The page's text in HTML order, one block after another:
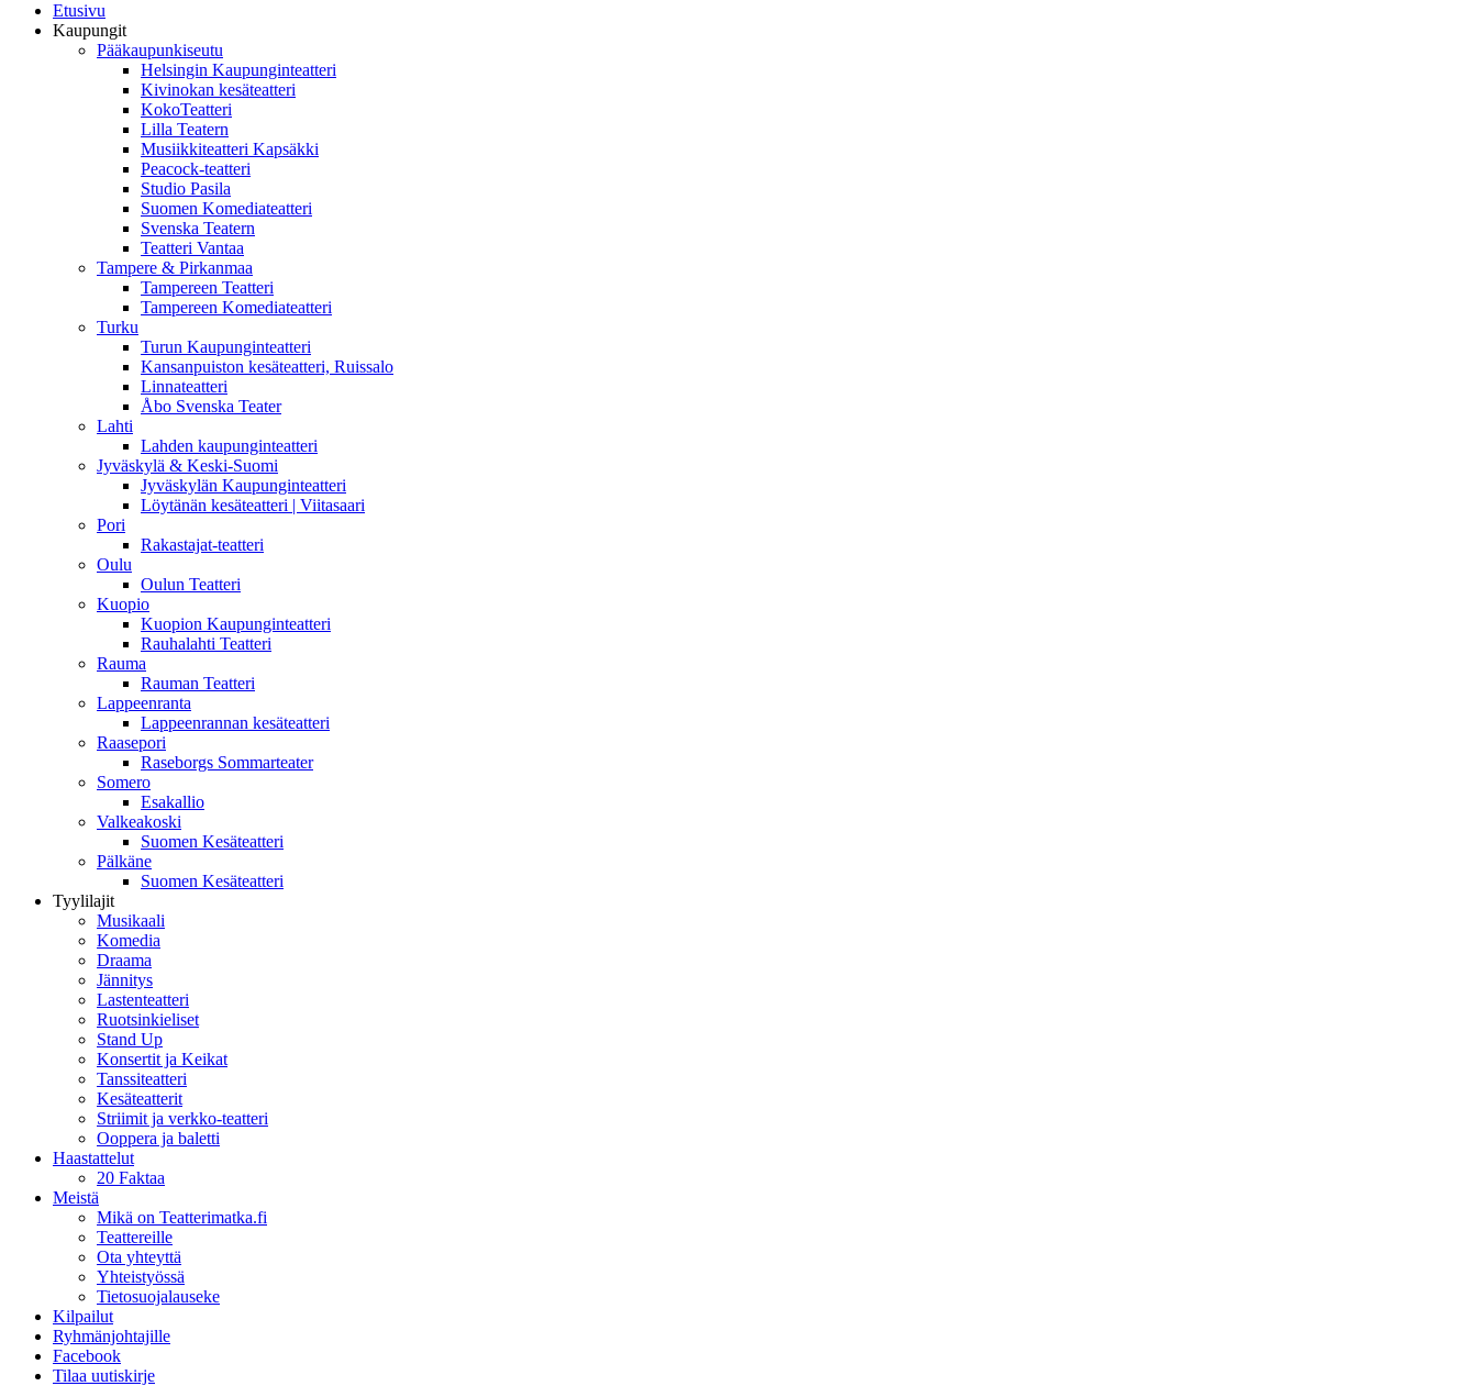
Etusivu
Kaupungit
Pääkaupunkiseutu
Helsingin Kaupunginteatteri
Kivinokan kesäteatteri
KokoTeatteri
Lilla Teatern
Musiikkiteatteri Kapsäkki
Peacock-teatteri
Studio Pasila
Suomen Komediateatteri
Svenska Teatern
Teatteri Vantaa
Tampere & Pirkanmaa
Tampereen Teatteri
Tampereen Komediateatteri
Turku
Turun Kaupunginteatteri
Kansanpuiston kesäteatteri, Ruissalo
Linnateatteri
Åbo Svenska Teater
Lahti
Lahden kaupunginteatteri
Jyväskylä & Keski-Suomi
Jyväskylän Kaupunginteatteri
Löytänän kesäteatteri | Viitasaari
Pori
Rakastajat-teatteri
Oulu
Oulun Teatteri
Kuopio
Kuopion Kaupunginteatteri
Rauhalahti Teatteri
Rauma
Rauman Teatteri
Lappeenranta
Lappeenrannan kesäteatteri
Raasepori
Raseborgs Sommarteater
Somero
Esakallio
Valkeakoski
Suomen Kesäteatteri
Pälkäne
Suomen Kesäteatteri
Tyylilajit
Musikaali
Komedia
Draama
Jännitys
Lastenteatteri
Ruotsinkieliset
Stand Up
Konsertit ja Keikat
Tanssiteatteri
Kesäteatterit
Striimit ja verkko-teatteri
Ooppera ja baletti
Haastattelut
20 Faktaa
Meistä
Mikä on Teatterimatka.fi
Teattereille
Ota yhteyttä
Yhteistyössä
Tietosuojalauseke
Kilpailut
Ryhmänjohtajille
Facebook
Tilaa uutiskirje